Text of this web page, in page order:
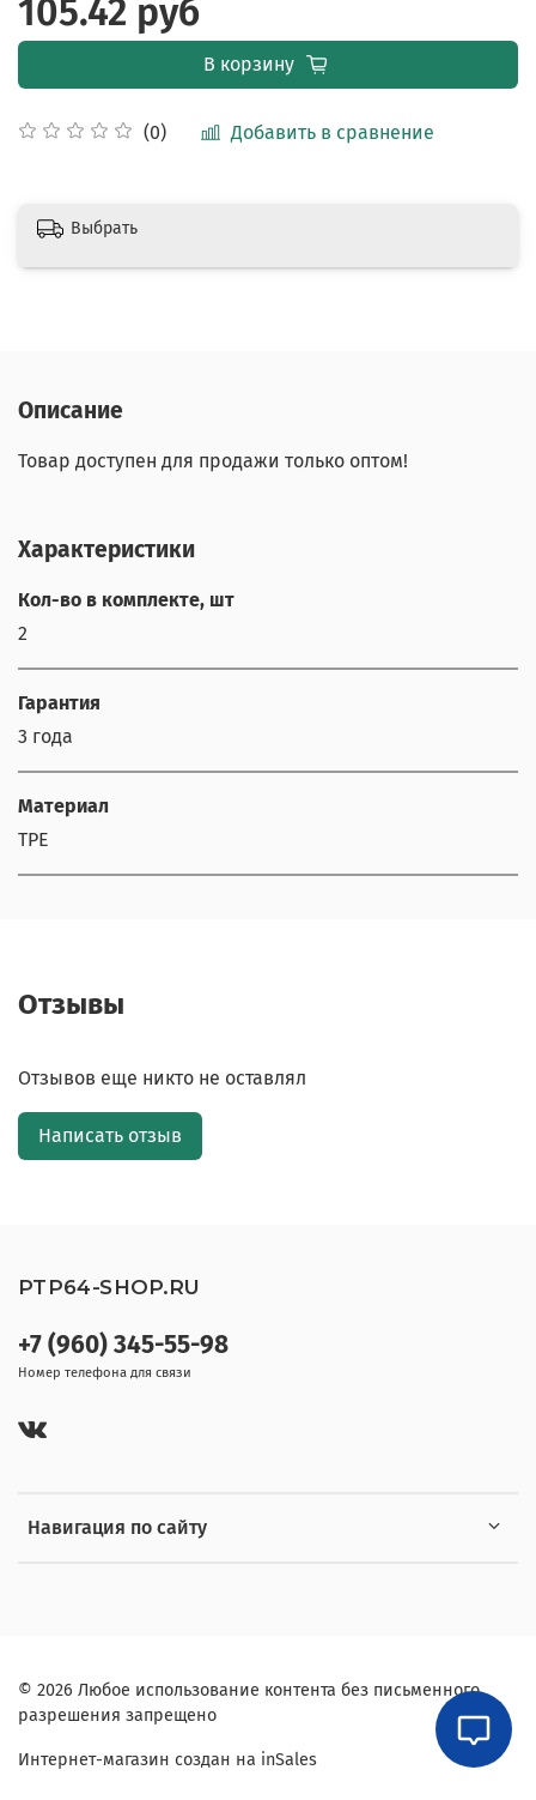
(0) Добавить в сравнение
105.42 руб
В корзину
Выбрать
Описание
Товар доступен для продажи только оптом!
Характеристики
Кол-во в комплекте, шт
2
Гарантия
3 года
Материал
TPE
Отзывы
Отзывов еще никто не оставлял
Написать отзыв
Навигация по сайту
+7 (960) 345-55-98
Номер телефона для связи
PTP64-SHOP.RU
© 2026 Любое использование контента без письменного
разрешения запрещено
Интернет-магазин создан на inSales